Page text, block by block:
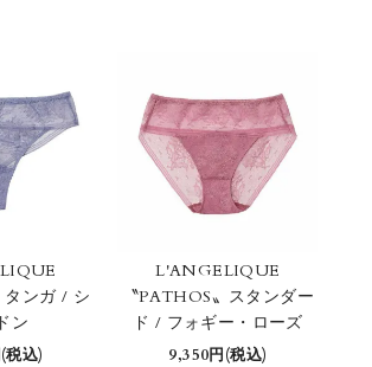
タンガ / シ
ン
税込)
L'ANGELIQUE
〝PATHOS〟スタンダー
ド / フォギー・ローズ
9,350円(税込)